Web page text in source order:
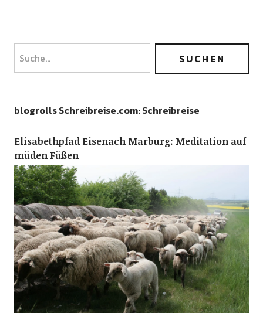
blogrolls Schreibreise.com: Schreibreise
Elisabethpfad Eisenach Marburg: Meditation auf
müden Füßen